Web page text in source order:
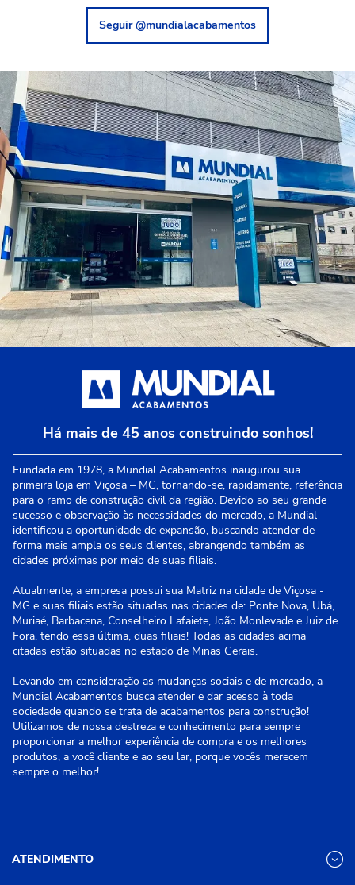
Seguir @mundialacabamentos
Há mais de 45 anos construindo sonhos!
Fundada em 1978, a Mundial Acabamentos inaugurou sua
primeira loja em Viçosa – MG, tornando-se, rapidamente, referência
para o ramo de construção civil da região. Devido ao seu grande
sucesso e observação às necessidades do mercado, a Mundial
identificou a oportunidade de expansão, buscando atender de
forma mais ampla os seus clientes, abrangendo também as
cidades próximas por meio de suas filiais.
Atualmente, a empresa possui sua Matriz na cidade de Viçosa -
MG e suas filiais estão situadas nas cidades de: Ponte Nova, Ubá,
Muriaé, Barbacena, Conselheiro Lafaiete, João Monlevade e Juiz de
Fora, tendo essa última, duas filiais! Todas as cidades acima
citadas estão situadas no estado de Minas Gerais.
Levando em consideração as mudanças sociais e de mercado, a
Mundial Acabamentos busca atender e dar acesso à toda
sociedade quando se trata de acabamentos para construção!
Utilizamos de nossa destreza e conhecimento para sempre
proporcionar a melhor experiência de compra e os melhores
produtos, a você cliente e ao seu lar, porque vocês merecem
sempre o melhor!
ATENDIMENTO